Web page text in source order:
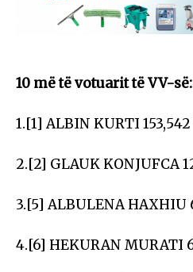
10 më të votuarit të VV-së:
1.[1] ALBIN KURTI
2.[2] GLAUK KONJUFCA
3.[5] ALBULENA HAXHIU
4.[6] HEKURAN MURATI